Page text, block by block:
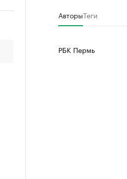
АвторыТеги
РБК Пермь